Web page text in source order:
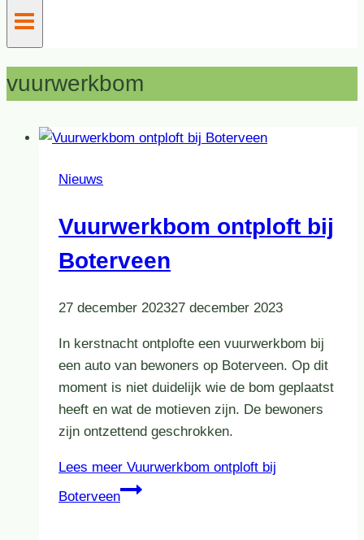
vuurwerkbom
Nieuws
Vuurwerkbom ontploft bij
Boterveen
27 december 202327 december 2023
In kerstnacht ontplofte een vuurwerkbom bij
een auto van bewoners op Boterveen. Op dit
moment is niet duidelijk wie de bom geplaatst
heeft en wat de motieven zijn. De bewoners
zijn ontzettend geschrokken.
Lees meer Vuurwerkbom ontploft bij
Boterveen